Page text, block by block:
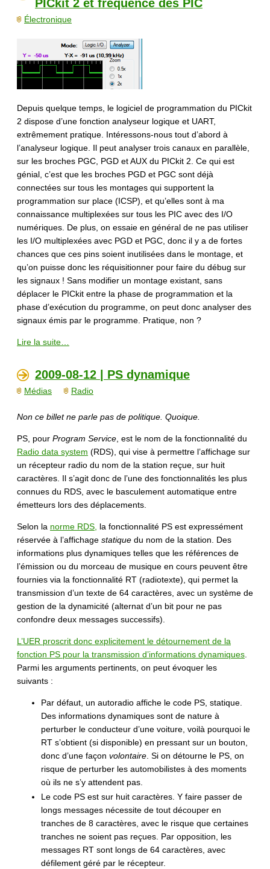
PICkit 2 et fréquence des PIC
Électronique
Depuis quelque temps, le logiciel de programmation du PICkit
2 dispose d’une fonction analyseur logique et UART,
extrêmement pratique. Intéressons-nous tout d’abord à
l’analyseur logique. Il peut analyser trois canaux en parallèle,
sur les broches PGC, PGD et AUX du PICkit 2. Ce qui est
génial, c’est que les broches PGD et PGC sont déjà
connectées sur tous les montages qui supportent la
programmation sur place (ICSP), et qu’elles sont à ma
connaissance multiplexées sur tous les PIC avec des I/O
numériques. De plus, on essaie en général de ne pas utiliser
les I/O multiplexées avec PGD et PGC, donc il y a de fortes
chances que ces pins soient inutilisées dans le montage, et
qu’on puisse donc les réquisitionner pour faire du débug sur
les signaux ! Sans modifier un montage existant, sans
déplacer le PICkit entre la phase de programmation et la
phase d’exécution du programme, on peut donc analyser des
signaux émis par le programme. Pratique, non ?
Lire la suite…
2009-08-12 | PS dynamique
Médias Radio
Non ce billet ne parle pas de politique. Quoique.
PS, pour Program Service, est le nom de la fonctionnalité du
Radio data system (RDS), qui vise à permettre l’affichage sur
un récepteur radio du nom de la station reçue, sur huit
caractères. Il s’agit donc de l’une des fonctionnalités les plus
connues du RDS, avec le basculement automatique entre
émetteurs lors des déplacements.
Selon la norme RDS, la fonctionnalité PS est expressément
réservée à l’affichage statique du nom de la station. Des
informations plus dynamiques telles que les références de
l’émission ou du morceau de musique en cours peuvent être
fournies via la fonctionnalité RT (radiotexte), qui permet la
transmission d’un texte de 64 caractères, avec un système de
gestion de la dynamicité (alternat d’un bit pour ne pas
confondre deux messages successifs).
L’UER proscrit donc explicitement le détournement de la
fonction PS pour la transmission d’informations dynamiques.
Parmi les arguments pertinents, on peut évoquer les
suivants :
Par défaut, un autoradio affiche le code PS, statique.
Des informations dynamiques sont de nature à
perturber le conducteur d’une voiture, voilà pourquoi le
RT s’obtient (si disponible) en pressant sur un bouton,
donc d’une façon volontaire. Si on détourne le PS, on
risque de perturber les automobilistes à des moments
où ils ne s’y attendent pas.
Le code PS est sur huit caractères. Y faire passer de
longs messages nécessite de tout découper en
tranches de 8 caractères, avec le risque que certaines
tranches ne soient pas reçues. Par opposition, les
messages RT sont longs de 64 caractères, avec
défilement géré par le récepteur.